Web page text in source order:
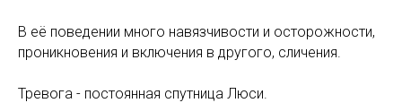
В её поведении много навязчивости и осторожности,
проникновения и включения в другого, сличения.
Тревога - постоянная спутница Люси.